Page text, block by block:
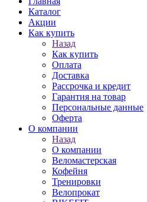
Каталог
Акции
Как купить
Назад
Как купить
Оплата
Доставка
Рассрочка и кредит
Гарантия на товар
Персональные данные
Оферта
О компании
Назад
О компании
Веломастерская
Кофейня
Тренировки
Велопрокат